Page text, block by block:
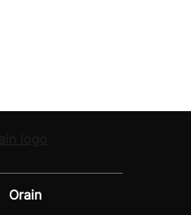
Orain